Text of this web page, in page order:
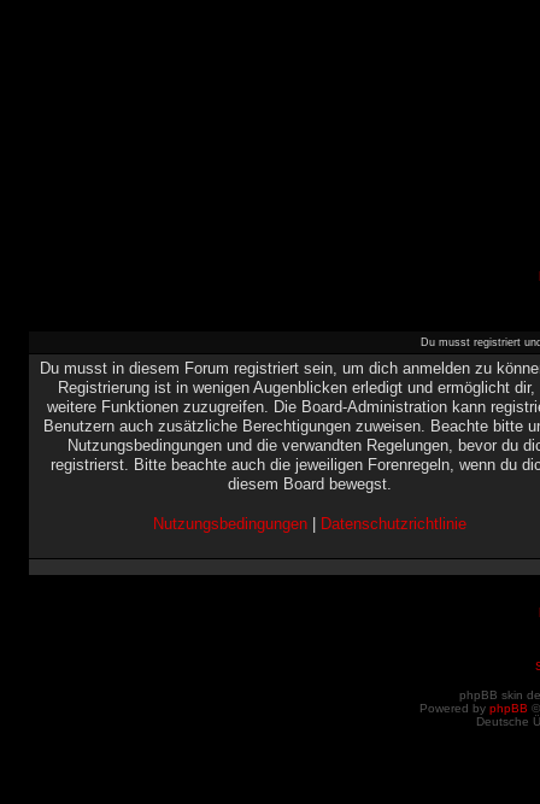
Du musst registriert
Du musst in diesem Forum registriert sein, um dich anmelden zu
Registrierung ist in wenigen Augenblicken erledigt und ermöglicht dir,
weitere Funktionen zuzugreifen. Die Board-Administration kann
Benutzern auch zusätzliche Berechtigungen zuweisen. Beachte bitte
Nutzungsbedingungen und die verwandten Regelungen, bevor du
registrierst. Bitte beachte auch die jeweiligen Forenregeln, wenn du
diesem Board bewegst.
Nutzungsbedingungen| Datenschutzrichtlinie
phpBB skin
Powered by phpBB
Deutsche